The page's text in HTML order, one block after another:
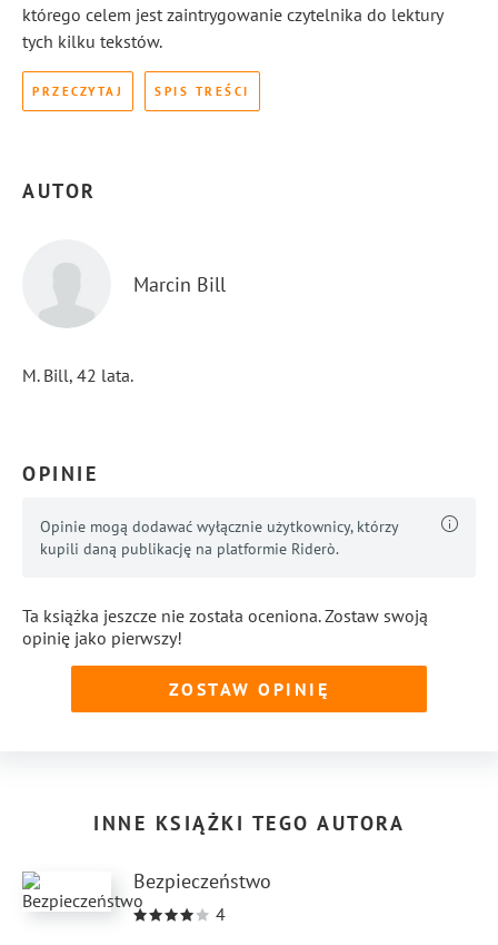
którego celem jest zaintrygowanie czytelnika do lektury
tych kilku tekstów.
PRZECZYTAJ SPIS TREŚCI
AUTOR
Marcin Bill
M. Bill, 42 lata.
OPINIE
Opinie mogą dodawać wyłącznie użytkownicy, którzy
kupili daną publikację na platformie Riderò.
Ta książka jeszcze nie została oceniona. Zostaw swoją
opinię jako pierwszy!
ZOSTAW OPINIĘ
INNE KSIĄŻKI TEGO AUTORA
Bezpieczeństwo
4